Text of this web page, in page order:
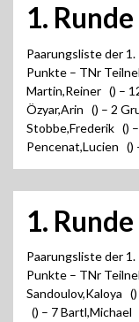
1. Runde
Paarungsliste der
Punkte – TNr
Martin,Reiner () –
Özyar,Arin () – 2
Stobbe,Frederik ()
Pencenat,Lucien ()
1. Runde
Paarungsliste der
Punkte – TNr
Sandoulov,Kaloya
() – 7